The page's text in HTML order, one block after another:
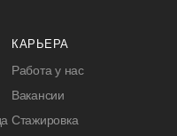
КАРЬЕРА
Работа у нас
Вакансии
Стажировка